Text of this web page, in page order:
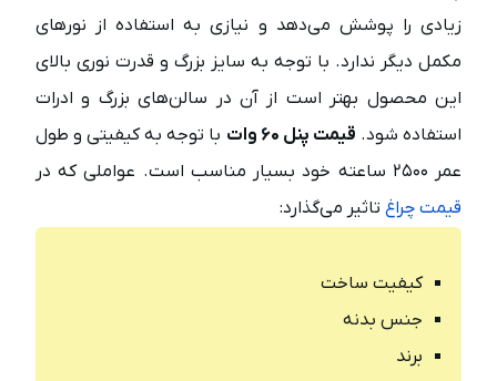
زیادی را پوشش می‌دهد و نیازی به استفاده از نورهای
مکمل دیگر ندارد. با توجه به سایز بزرگ و قدرت نوری بالای
این محصول بهتر است از آن در سالن‌های بزرگ و ادرات
استفاده شود. قیمت پنل ۶۰ وات
با توجه به کیفیتی و طول
عمر ۲۵۰۰ ساعته خود بسیار مناسب است. عواملی که در
قیمت چراغ تاثیر می‌گذارد:
کیفیت ساخت
جنس بدنه
برند